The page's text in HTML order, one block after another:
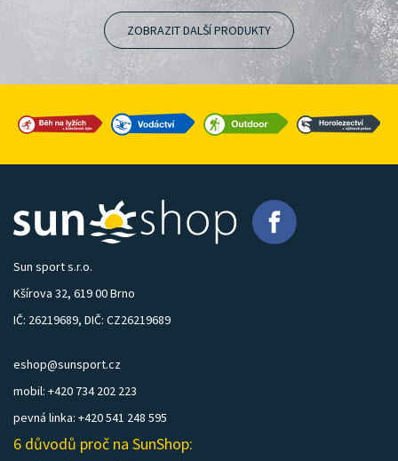
ZOBRAZIT DALŠÍ PRODUKTY
Sun sport s.r.o.
Kšírova 32, 619 00 Brno
IČ: 26219689, DIČ: CZ26219689
eshop@sunsport.cz
mobil: +420 734 202 223
pevná linka: +420 541 248 595
6 důvodů proč na SunShop: